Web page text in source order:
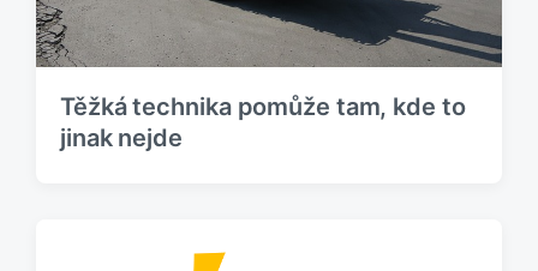
Těžká technika pomůže tam, kde to
jinak nejde